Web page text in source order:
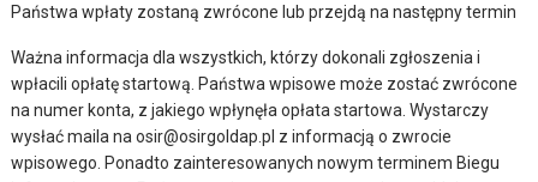
Państwa wpłaty zostaną zwrócone lub przejdą na następny termin
Ważna informacja dla wszystkich, którzy dokonali zgłoszenia i
wpłacili opłatę startową. Państwa wpisowe może zostać zwrócone
na numer konta, z jakiego wpłynęła opłata startowa. Wystarczy
wysłać maila na osir@osirgoldap.pl z informacją o zwrocie
wpisowego. Ponadto zainteresowanych nowym terminem Biegu